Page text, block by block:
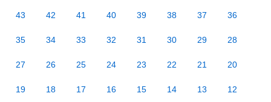
43 42 41 40 39 38 37 36
35 34 33 32 31 30 29 28
27 26 25 24 23 22 21 20
19 18 17 16 15 14 13 12